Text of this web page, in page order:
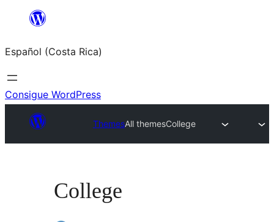
Saltar
contenido
Español (Costa Rica)
Consigue WordPress
ThemesAll themesCollege
College